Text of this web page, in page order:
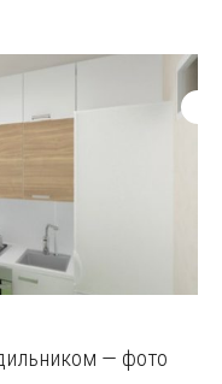
— фото